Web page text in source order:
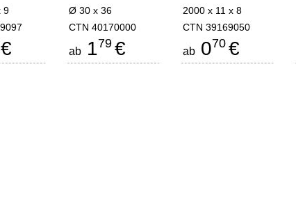
9
€
Ø 30 x 36
CTN 40170000
ab 179 €
2000 x 11 x 8
CTN 39169050
ab 070 €